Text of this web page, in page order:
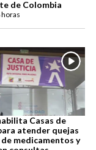
de Colombia
horas
Casas de
atender quejas
medicamentos y